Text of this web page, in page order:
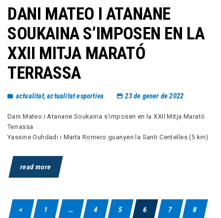
DANI MATEO I ATANANE
SOUKAINA S’IMPOSEN EN LA
XXII MITJA MARATÓ
TERRASSA
actualitat,actualitat esportiva 23 de gener de 2022
Dani Mateo i Atanane Soukaina s’imposen en la XXII Mitja Marató
Terrassa
Yassine Ouhdadi i Marta Romero guanyen la Santi Centelles (5 km)
read more
< 1 … 4 5 6 7 8